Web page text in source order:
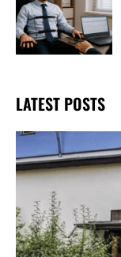
LATEST POSTS